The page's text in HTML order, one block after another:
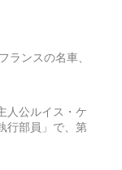
ランスの名車、
人公ルイス・ケ
行部員」で、第